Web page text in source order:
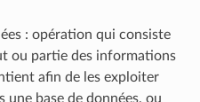
: opération qui consiste
ou partie des informations
afin de les exploiter
une base de données, ou